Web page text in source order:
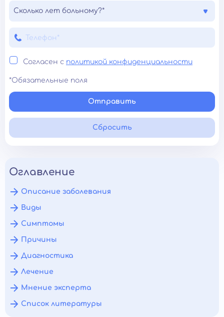
Сколько лет больному?*
Согласен с политикой конфиденциальности
*Обязательные поля
Отправить
Сбросить
Оглавление
Описание заболевания
Виды
Симптомы
Причины
Диагностика
Лечение
Мнение эксперта
Список литературы